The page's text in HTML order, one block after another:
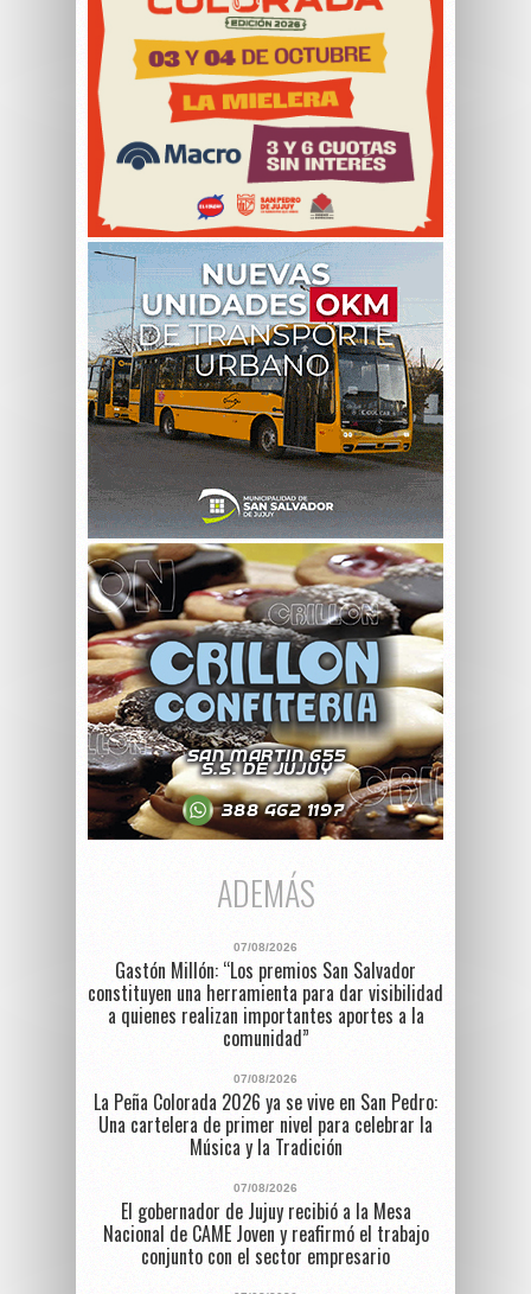
ADEMÁS
07/08/2026
Gastón Millón: “Los premios San Salvador
constituyen una herramienta para dar visibilidad
a quienes realizan importantes aportes a la
comunidad”
07/08/2026
La Peña Colorada 2026 ya se vive en San Pedro:
Una cartelera de primer nivel para celebrar la
Música y la Tradición
07/08/2026
El gobernador de Jujuy recibió a la Mesa
Nacional de CAME Joven y reafirmó el trabajo
conjunto con el sector empresario